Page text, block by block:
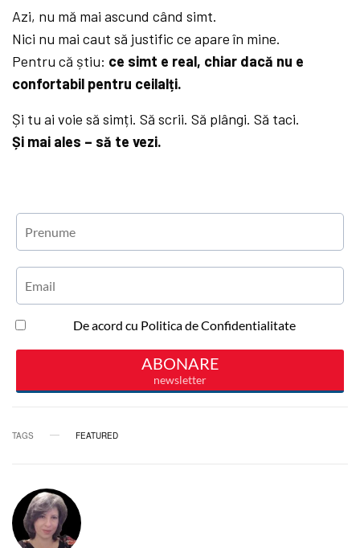
Azi, nu mă mai ascund când simt.
Nici nu mai caut să justific ce apare în mine.
Pentru că știu: ce simt e real, chiar dacă nu e
confortabil pentru ceilalți.
Și tu ai voie să simți. Să scrii. Să plângi. Să taci.
Și mai ales – să te vezi.
TAGS FEATURED